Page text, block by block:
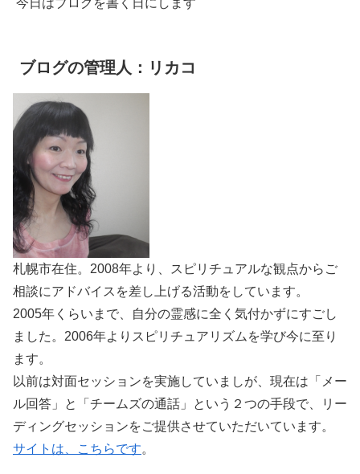
今日はブログを書く日にします
ブログの管理人：リカコ
札幌市在住。2008年より、スピリチュアルな観点からご
相談にアドバイスを差し上げる活動をしています。
2005年くらいまで、自分の霊感に全く気付かずにすごし
ました。2006年よりスピリチュアリズムを学び今に至り
ます。
以前は対面セッションを実施していましが、現在は「メー
ル回答」と「チームズの通話」という２つの手段で、リー
ディングセッションをご提供させていただいています。
サイトは、こちらです。